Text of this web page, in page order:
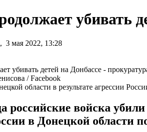
убивать
3 мая 2022, 13:28
/ Facebook
области в результате агрессии
российские войска
в Донецкой области